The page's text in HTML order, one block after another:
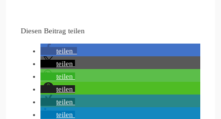
Diesen Beitrag teilen
teilen
teilen
teilen
teilen
teilen
teilen